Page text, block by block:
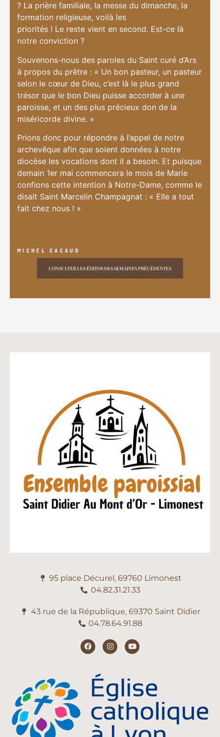
? La prière familiale, la messe du dimanche, la
formation religieuse, voilà les
priorités ! Le reste vient en second. Est-ce là
notre conviction ?
Souvenons-nous des paroles du Saint curé d’Ars
à propos du prêtre : « Un bon pasteur, un pasteur
selon le cœur de Dieu, c’est là le plus grand
trésor que le bon Dieu puisse accorder à une
paroisse, et un des plus précieux don de la
miséricorde divine. »
Prions donc pour répondre à l’appel de notre
archevêque afin que soient données à notre
diocèse les vocations dont il a besoin. Et puisque
demain 1er mai commencera le mois de Marie
confions cette intention à Notre-Dame, comme le
disait Saint Marcelin Champagnat : « Elle a tout
fait chez nous ! »
MICHEL CACAUD
CONSULTER LES ÉDITOS DES SEMAINES PRÉCÉDENTES
95 place Décurel, 69760 Limonest
04.82.31.21.33
43 rue de la République, 69370 Saint Didier
04.78.64.91.88